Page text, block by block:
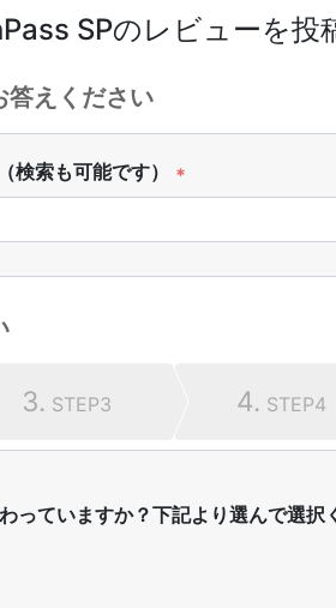
SPのレビューを投
答えください
検索も可能です） *
3. STEP3 4. STEP4
ていますか？下記より選んで選択